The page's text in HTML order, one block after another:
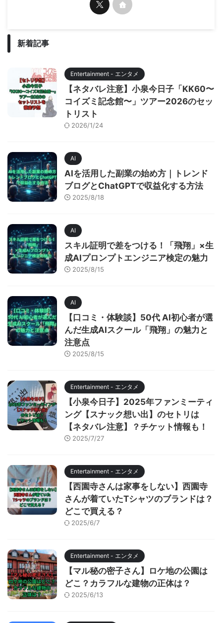
新着記事
Entertainment - エンタメ
【ネタバレ注意】小泉今日子「KK60〜
コイズミ記念館〜」ツアー2026のセッ
トリスト
2026/1/24
AI
AIを活用した副業の始め方｜トレンド
ブログとChatGPTで収益化する方法
2025/8/18
AI
スキル証明で差をつける！「飛翔」×生
成AIプロンプトエンジニア検定の魅力
2025/8/15
AI
【口コミ・体験談】50代 AI初心者が選
んだ生成AIスクール「飛翔」の魅力と
注意点
2025/8/15
Entertainment - エンタメ
【小泉今日子】2025年ファンミーティ
ング【スナック想い出】のセトリは
【ネタバレ注意】？チケット情報も！
2025/7/27
Entertainment - エンタメ
【西園寺さんは家事をしない】西園寺
さんが着ていたTシャツのブランドは？
どこで買える？
2025/6/7
Entertainment - エンタメ
【マル秘の密子さん】ロケ地の公園は
どこ？カラフルな建物の正体は？
2025/6/13